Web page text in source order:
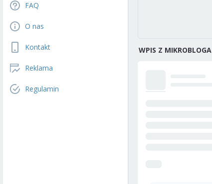
FAQ
O nas
Kontakt
Reklama
Regulamin
WPIS Z MIKROBLOGA